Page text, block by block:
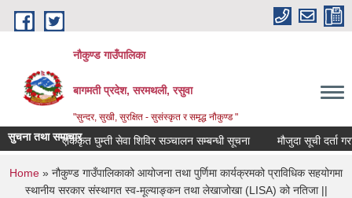
Skip to main content
नौकुण्ड गाउँपालिका
बागमती प्रदेश, सरमथली, रसुवा
"सुन्दर, सुखी, सुरक्षित - सुसंस्कृत र समृद्ध नौकुण्ड "
सुचना तथा समाचारएकिकृत घुम्ती सेवा शिविर सञ्‍चालन सम्बन्धी सूचना मौजुदा सूची दर्ता
You are here
Home » नौकुण्ड गाउँपालिकाको आयोजना तथा पुर्णिमा कार्यक्रमको प्राविधिक सहयोगमा
स्थानीय सरकार संस्थागत स्व-मूल्याङ्कन तथा लेखाजोखा (LISA) को नतिजा ||